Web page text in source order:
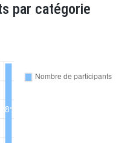
par catégorie